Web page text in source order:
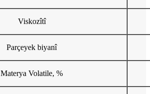
Viskozîtî
Parçeyek biyanî
Materya Volatile, %